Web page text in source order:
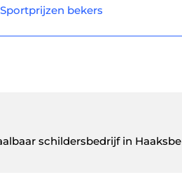
Sportprijzen bekers
schildersbedrijf in